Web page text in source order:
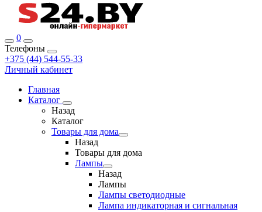
0
Телефоны
+375 (44) 544-55-33
Личный кабинет
Главная
Каталог
Назад
Каталог
Товары для дома
Назад
Товары для дома
Лампы
Назад
Лампы
Лампы светодиодные
Лампа индикаторная и сигнальная